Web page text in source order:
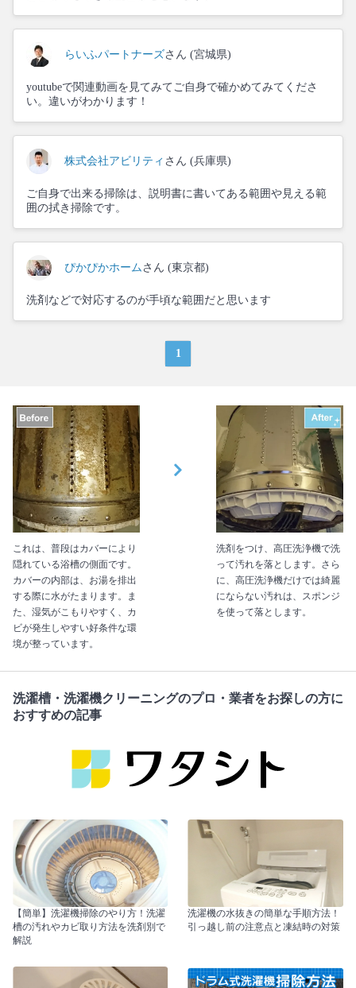
らいふパートナーズさん (宮城県)
youtubeで関連動画を見てみてご自身で確かめてみてくださ
い。違いがわかります！
株式会社アビリティ さん (兵庫県)
ご自身で出来る掃除は、説明書に書いてある範囲や見える範
囲の拭き掃除です。
ぴかぴかホーム さん (東京都)
洗剤などで対応するのが手頃な範囲だと思います
1
これは、普段はカバーにより
隠れている浴槽の側面です。
カバーの内部は、お湯を排出
する際に水がたまります。ま
た、湿気がこもりやすく、カ
ビが発生しやすい好条件な環
境が整っています。
洗剤をつけ、高圧洗浄機で洗
って汚れを落とします。さら
に、高圧洗浄機だけでは綺麗
にならない汚れは、スポンジ
を使って落とします。
洗濯槽・洗濯機クリーニングのプロ・業者をお探しの方に
おすすめの記事
【簡単】洗濯機掃除のやり方！洗濯
槽の汚れやカビ取り方法を洗剤別で
解説
洗濯機の水抜きの簡単な手順方法！
引っ越し前の注意点と凍結時の対策